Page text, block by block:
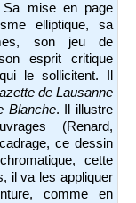
Sa mise en page
elliptique, sa
son jeu de
esprit critique
le sollicitent. Il
de Lausanne
Blanche. Il illustre
(Renard,
ce dessin
cette
il va les appliquer
comme en